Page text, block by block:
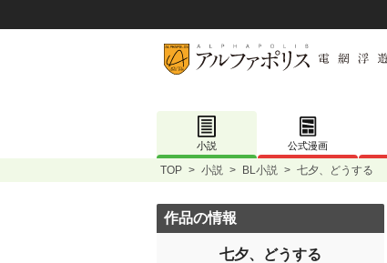
小説 公式漫画
TOP > 小説 > BL小説 > 七夕、どうする
作品の情報
七夕、どうする